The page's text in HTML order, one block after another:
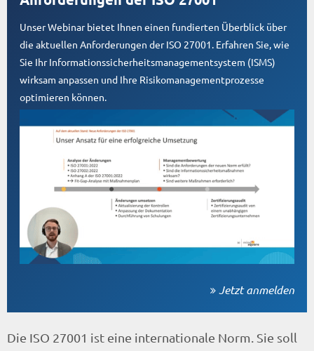
Unser Webinar bietet Ihnen einen fundierten Überblick über
die aktuellen Anforderungen der ISO 27001. Erfahren Sie, wie
Sie Ihr Informationssicherheitsmanagementsystem (ISMS)
wirksam anpassen und Ihre Risikomanagementprozesse
optimieren können.
Jetzt anmelden
Die ISO 27001 ist eine internationale Norm. Sie soll